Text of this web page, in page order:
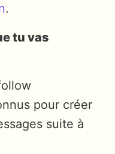
.
tu vas
pour créer
suite à